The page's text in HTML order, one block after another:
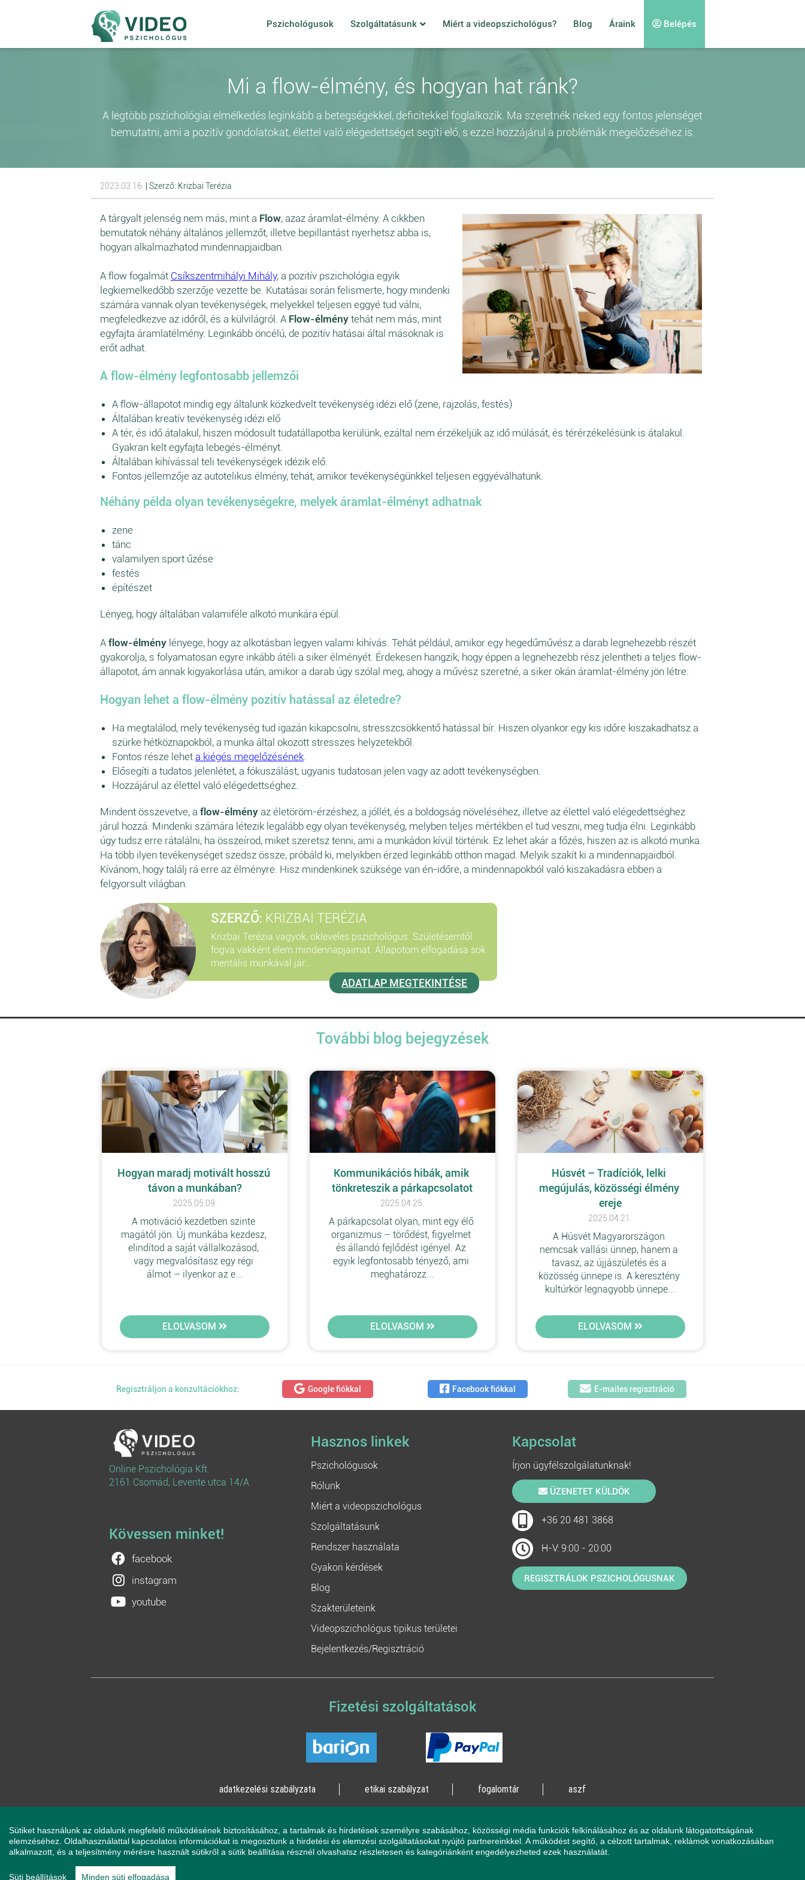
Pszichológusok Szolgáltatásunk Miért a videopszichológus? Blog Áraink Belépés
Mi a flow-élmény, és hogyan hat ránk?
A legtöbb pszichológiai elmélkedés leginkább a betegségekkel, deficitekkel foglalkozik. Ma szeretnék neked egy fontos jelenséget
bemutatni, ami a pozitív gondolatokat, élettel való elégedettséget segíti elő, s ezzel hozzájárul a problémák megelőzéséhez is.
2023.03.16. | Szerző: Krizbai Terézia
A tárgyalt jelenség nem más, mint a Flow, azaz áramlat-élmény. A cikkben
bemutatok néhány általános jellemzőt, illetve bepillantást nyerhetsz abba is,
hogyan alkalmazhatod mindennapjaidban.
A flow fogalmát Csíkszentmihályi Mihály, a pozitív pszichológia egyik
legkiemelkedőbb szerzője vezette be. Kutatásai során felismerte, hogy mindenki
számára vannak olyan tevékenységek, melyekkel teljesen eggyé tud válni,
megfeledkezve az időről, és a külvilágról. A Flow-élmény tehát nem más, mint
egyfajta áramlatélmény. Leginkább öncélú, de pozitív hatásai által másoknak is
erőt adhat.
A flow-élmény legfontosabb jellemzői
A flow-állapotot mindig egy általunk közkedvelt tevékenység idézi elő (zene, rajzolás, festés)
Általában kreatív tevékenység idézi elő
A tér, és idő átalakul, hiszen módosult tudatállapotba kerülünk, ezáltal nem érzékeljük az idő múlását, és térérzékelésünk is átalakul.
Gyakran kelt egyfajta lebegés-élményt.
Általában kihívással teli tevékenységek idézik elő.
Fontos jellemzője az autotelikus élmény, tehát, amikor tevékenységünkkel teljesen eggyéválhatunk.
Néhány példa olyan tevékenységekre, melyek áramlat-élményt adhatnak
zene
tánc
valamilyen sport űzése
festés
építészet
Lényeg, hogy általában valamiféle alkotó munkára épül.
A flow-élmény lényege, hogy az alkotásban legyen valami kihívás. Tehát például, amikor egy hegedűművész a darab legnehezebb részét
gyakorolja, s folyamatosan egyre inkább átéli a siker élményét. Érdekesen hangzik, hogy éppen a legnehezebb rész jelentheti a teljes flow-
állapotot, ám annak kigyakorlása után, amikor a darab úgy szólal meg, ahogy a művész szeretné, a siker okán áramlat-élmény jön létre.
Hogyan lehet a flow-élmény pozitív hatással az életedre?
Ha megtalálod, mely tevékenység tud igazán kikapcsolni, stresszcsökkentő hatással bír. Hiszen olyankor egy kis időre kiszakadhatsz a
szürke hétköznapokból, a munka által okozott stresszes helyzetekből.
Fontos része lehet a kiégés megelőzésének
Elősegíti a tudatos jelenlétet, a fókuszálást, ugyanis tudatosan jelen vagy az adott tevékenységben.
Hozzájárul az élettel való elégedettséghez.
Mindent összevetve, a flow-élmény az életöröm-érzéshez, a jóllét, és a boldogság növeléséhez, illetve az élettel való elégedettséghez
járul hozzá. Mindenki számára létezik legalább egy olyan tevékenység, melyben teljes mértékben el tud veszni, meg tudja élni. Leginkább
úgy tudsz erre rátalálni, ha összeírod, miket szeretsz tenni, ami a munkádon kívül történik. Ez lehet akár a főzés, hiszen az is alkotó munka.
Ha több ilyen tevékenységet szedsz össze, próbáld ki, melyikben érzed leginkább otthon magad. Melyik szakít ki a mindennapjaidból.
Kívánom, hogy találj rá erre az élményre. Hisz mindenkinek szüksége van én-időre, a mindennapokból való kiszakadásra ebben a
felgyorsult világban.
SZERZŐ: KRIZBAI TERÉZIA
Krizbai Terézia vagyok, okleveles pszichológus. Születésemtől
fogva vakként élem mindennapjaimat. Állapotom elfogadása sok
mentális munkával jár...
ADATLAP MEGTEKINTÉSE
További blog bejegyzések
Hogyan maradj motivált hosszú
távon a munkában?
2025.05.09.
A motiváció kezdetben szinte
magától jön. Új munkába kezdesz,
elindítod a saját vállalkozásod,
vagy megvalósítasz egy régi
álmot – ilyenkor az e...
ELOLVASOM
Kommunikációs hibák, amik
tönkreteszik a párkapcsolatot
2025.04.25.
A párkapcsolat olyan, mint egy élő
organizmus – törődést, figyelmet
és állandó fejlődést igényel. Az
egyik legfontosabb tényező, ami
meghatározz...
ELOLVASOM
Húsvét – Tradíciók, lelki
megújulás, közösségi élmény
ereje
2025.04.21.
A Húsvét Magyarországon
nemcsak vallási ünnep, hanem a
tavasz, az újjászületés és a
közösség ünnepe is. A keresztény
kultúrkör legnagyobb ünnepe...
ELOLVASOM
Regisztráljon a konzultációkhoz: Google fiókkal Facebook fiókkal E-mailes regisztráció
Online Pszichológia Kft.
2161 Csomád, Levente utca 14/A
Kövessen minket!
facebook
instagram
youtube
Hasznos linkek
Pszichológusok
Rólunk
Miért a videopszichológus
Szolgáltatásunk
Rendszer használata
Gyakori kérdések
Blog
Szakterületeink
Videopszichológus tipikus területei
Bejelentkezés/Regisztráció
Kapcsolat
Írjon ügyfélszolgálatunknak!
ÜZENETET KÜLDÖK
+36 20 481 3868
H-V: 9:00 - 20:00
REGISZTRÁLOK PSZICHOLÓGUSNAK
Fizetési szolgáltatások
adatkezelési szabályzata etikai szabályzat fogalomtár aszf
Ha mentálisan instabil állapotban érzi magát, a magatartása veszélyeztetheti Önt vagy a környezetében élőket, azonnal forduljon a Sürgősségi Segélyvonalhoz
Sütiket használunk az oldalunk megfelelő működésének biztosításához, a tartalmak és hirdetések személyre szabásához, közösségi média funkciók felkínálásához és az oldalunk látogatottságának
elemzéséhez. Oldalhasználattal kapcsolatos információkat is megosztunk a hirdetési és elemzési szolgáltatásokat nyújtó partnereinkkel. A működést segítő, a célzott tartalmak, reklámok vonatkozásában
alkalmazott, és a teljesítmény mérésre használt sütikről a sütik beállítása résznél olvashatsz részletesen és kategóriánként engedélyezheted ezek használatát.
Süti beállítások Minden süti elfogadása